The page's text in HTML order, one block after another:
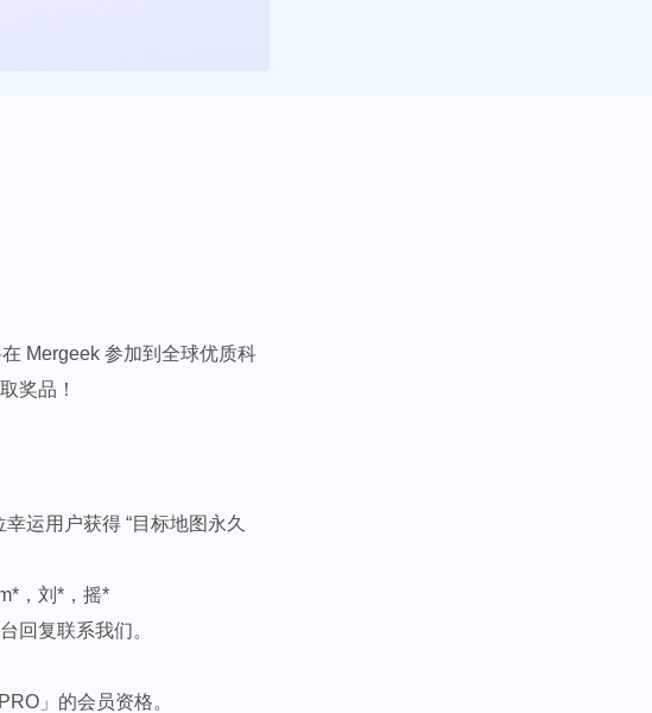
Mergeek 参加到全球优质科
奖品！
运用户获得 “目标地图永久
，刘*，摇*
回复联系我们。
」的会员资格。